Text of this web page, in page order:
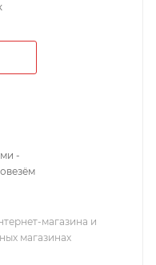
-
магазина и
магазинах